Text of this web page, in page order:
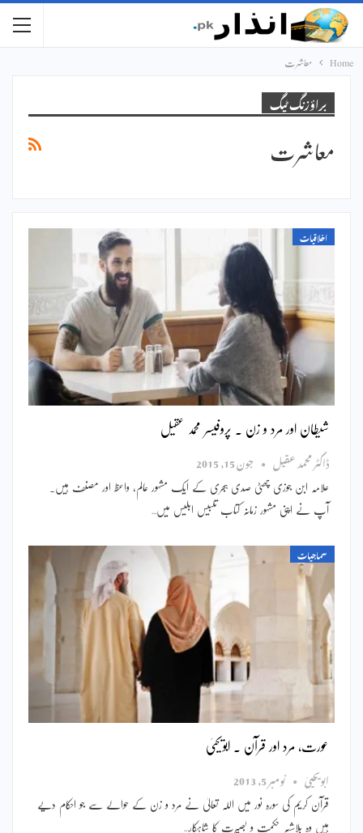
Home معاشرت
براؤزنگ ٹیگ
معاشرت
اخلاقیات
شیطان اور مرد و زن ۔ پروفیسر محمد عقیل
ڈاکٹر محمد عقیل جون 15, 2015
علامہ ابن جوزی چھٹی صدی ہجری کے ایک مشہور عالم، واعظ اور مصنف ہیں۔
آپ نے اپنی مشہور زمانہ کتاب تلبیس ابلیس میں…
سماجیات
عورت، مرد اور قرآن ۔ ابویحییٰ
ابویحییٰ نومبر 5, 2013
قرآن کریم کی سورہ نور میں اللہ تعالیٰ نے مرد و زن کے حوالے سے جو احکام دیے
ہیں وہ بلاشبہ حکمت و بصیرت کا شاہکار…